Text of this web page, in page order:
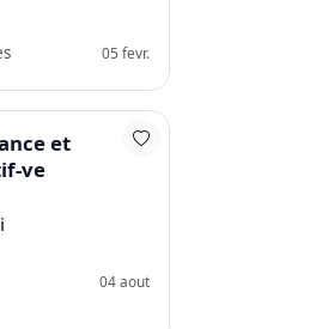
05 fevr.
et
ve
04 aout